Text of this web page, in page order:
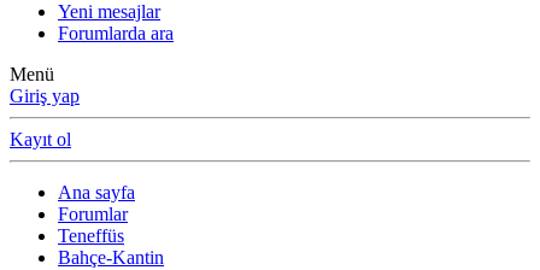
Yeni mesajlar
Forumlarda ara
Menü
Giriş yap
Kayıt ol
Ana sayfa
Forumlar
Teneffüs
Bahçe-Kantin